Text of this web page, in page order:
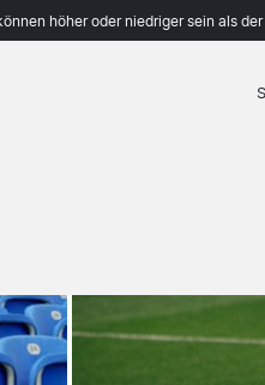
höher oder niedriger sein als